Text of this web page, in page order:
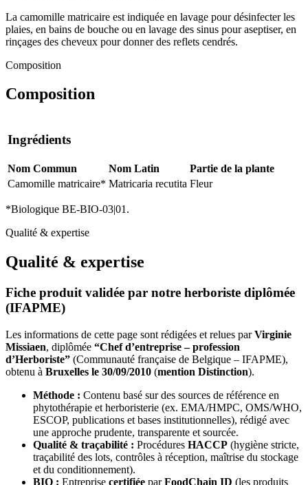
La camomille matricaire est indiquée en lavage pour désinfecter les
plaies, en bains de bouche ou en lavage des sinus pour aseptiser, en
rinçages des cheveux pour donner des reflets cendrés.
Composition
Composition
Ingrédients
Nom Commun Nom Latin
Partie de la plante
Camomille matricaire* Matricaria recutita Fleur
*Biologique BE-BIO-03|01.
Qualité & expertise
Qualité & expertise
Fiche produit validée par notre herboriste diplômée
(IFAPME)
Les informations de cette page sont rédigées et relues parVirginie
Missiaen, diplômée “Chef d’entreprise – profession
d’Herboriste” (Communauté française de Belgique – IFAPME),
obtenu à Bruxelles le 30/09/2010 (mention Distinction).
Méthode : Contenu basé sur des sources de référence en
phytothérapie et herboristerie (ex. EMA/HMPC, OMS/WHO,
ESCOP, publications et bases institutionnelles), rédigé avec
une approche prudente, transparente et sourcée.
Qualité & traçabilité : Procédures HACCP (hygiène stricte,
traçabilité des lots, contrôles à réception, maîtrise du stockage
et du conditionnement).
BIO : Entreprise certifiée parFoodChain ID (les produits